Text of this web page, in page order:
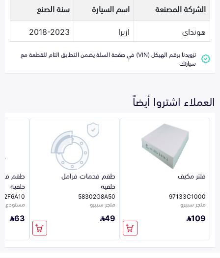
الشركة المصنعة اسم السيارة
سنة الصنع
هونداي
ازيرا 2018-2023
تزويدنا برقم الهيكل (VIN) في صفحة السلة يضمن التطابق التام للقطعة مع
سيارتك
العملاء اشتروا أيضاً
فلتر مكيف
97133C1000
متجر سبيرو
109
طقم فحمات فرامل
خلفية
58302G8A50
متجر سبيرو
49
طقم
خلفية
مستودع
63